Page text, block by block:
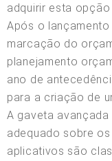
adquirir esta
Após o
marcação do
planejamento
ano de
para a criação de
A gaveta
adequado sobre
aplicativos são